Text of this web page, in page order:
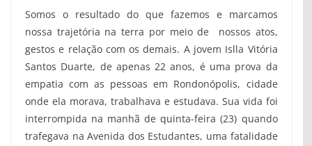
Somos o resultado do que fazemos e marcamos
nossa trajetória na terra por meio de nossos atos,
gestos e relação com os demais. A jovem Islla Vitória
Santos Duarte, de apenas 22 anos, é uma prova da
empatia com as pessoas em Rondonópolis, cidade
onde ela morava, trabalhava e estudava. Sua vida foi
interrompida na manhã de quinta-feira (23) quando
trafegava na Avenida dos Estudantes, uma fatalidade